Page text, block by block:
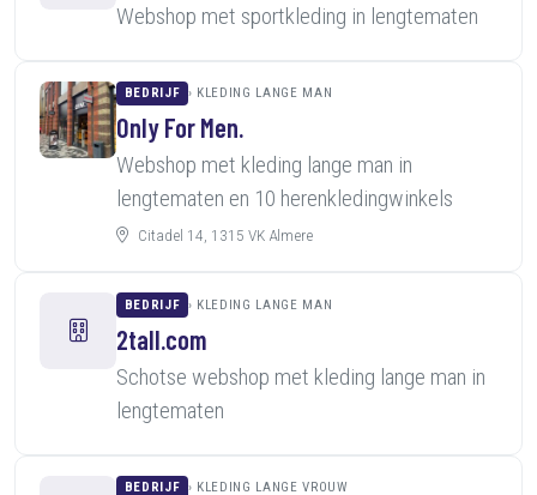
Webshop met sportkleding in lengtematen
BEDRIJF KLEDING LANGE MAN
Only For Men.
Webshop met kleding lange man in
lengtematen en 10 herenkledingwinkels
Citadel 14, 1315 VK Almere
BEDRIJF KLEDING LANGE MAN
2tall.com
Schotse webshop met kleding lange man in
lengtematen
BEDRIJF KLEDING LANGE VROUW